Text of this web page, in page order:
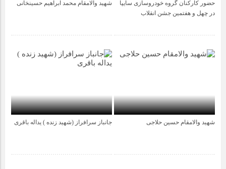
5 ماه قبل
حضور کارکنان گروه خودروسازی سایپا
در چهل و هفتمین جشن انقلاب
شهید والامقام محمد ابراهیم حسینخانی
شهید والامقام حسین حلاجی
4 سال قبل
جانباز سرافراز (شهید زنده ) یداله باقری